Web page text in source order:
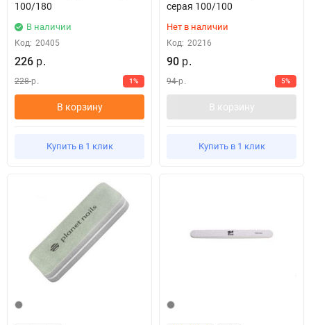
100/180
В наличии
Код: 20405
226 р.
228 р. 1%
В корзину
Купить в 1 клик
серая 100/100
Нет в наличии
Код: 20216
90 р.
94 р. 5%
В корзину
Купить в 1 клик